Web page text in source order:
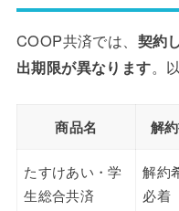
COOP共済では、 契約
出期限が異なります。
商品名 解
たすけあい・学
生総合共済
解約
必着